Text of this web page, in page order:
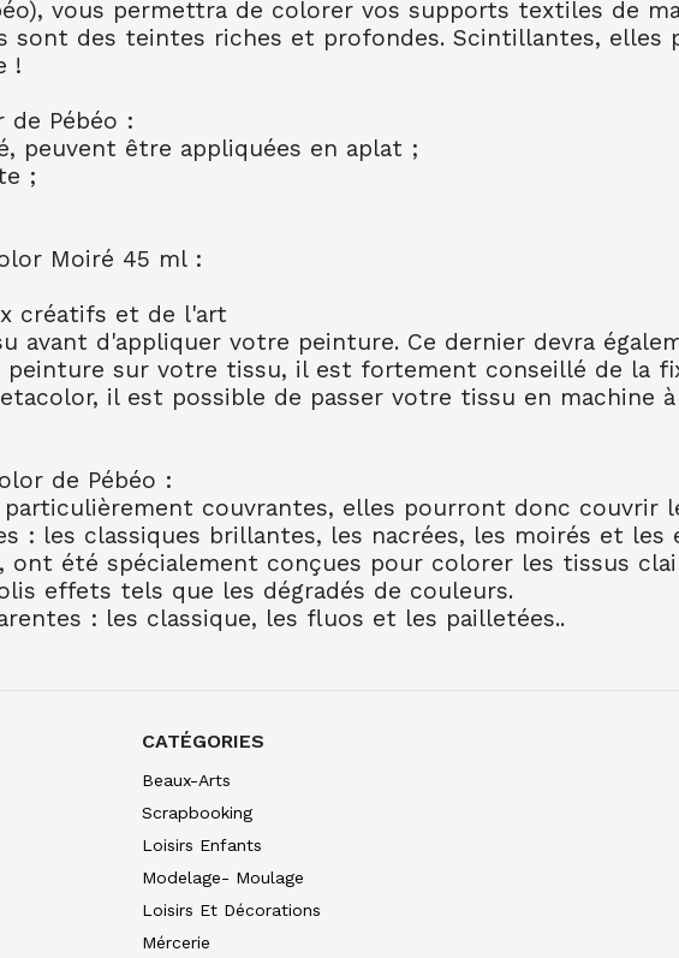
5.95 € TTC
SETA TISSUS OPAQUE
5.95€ TTC
SETA TISSUS OPAQUE
€ TTC
SETA TISSUS OPAQUE
5.95€ TTC
SETA TISSUS OPAQUE
SETA TISSUS OPAQUE
vous permettra de colorer vos supports textiles de
sont des teintes riches et profondes. Scintillantes,
!
Pébéo :
peuvent être appliquées en aplat ;
;
Moiré 45 ml :
créatifs et de l'art
avant d'appliquer votre peinture. Ce dernier devra
sur votre tissu, il est fortement conseillé de la
il est possible de passer votre tissu en machine à
de Pébéo :
couvrantes, elles pourront donc couvrir
: les classiques brillantes, les nacrées, les moirés et les
ont été spécialement conçues pour colorer les tissus
effets tels que les dégradés de couleurs.
: les classique, les fluos et les pailletées..
CATÉGORIES
Beaux-Arts
Scrapbooking
Loisirs Enfants
Modelage- Moulage
Loisirs Et Décorations
Mércerie